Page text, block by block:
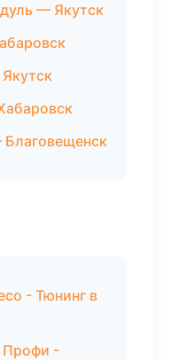
— Якутск
- Тюнинг в
Профи -